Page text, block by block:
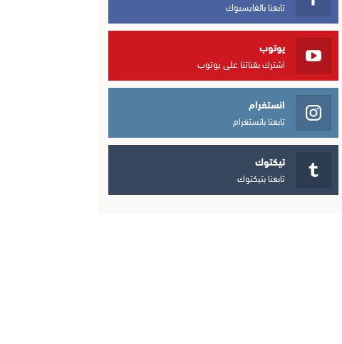
تابعنا بالفايسبوك
يوتوب
اشترك بقناتنا على يوتوب
انستغرام
تابعنا بانستغرام
تيكتوك
تابعنا بتيكتوك